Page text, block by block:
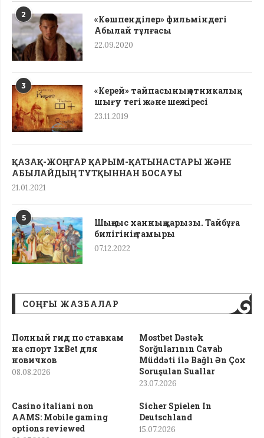
2
«Көшпенділер» фильміндегі
Абылай тұлғасы
22.09.2020
3
«Керей» тайпасының этникалық
шығу тегі жəне шежіресі
23.11.2019
ҚАЗАҚ-ЖОҢҒАР ҚАРЫМ-ҚАТЫНАСТАРЫ ЖӘНЕ
АБЫЛАЙДЫҢ ТҰТҚЫННАН БОСАУЫ
21.01.2021
5
Шыңғыс ханның қарызы. Тайбұға
билігінің тамыры
07.12.2022
СОҢҒЫ ЖАЗБАЛАР
Полный гид по ставкам
на спорт 1xBet для
новичков
08.08.2026
Mostbet Dəstək
Sorğularının Cavab
Müddəti ilə Bağlı Ən Çox
Soruşulan Suallar
23.07.2026
Casino italiani non
AAMS: Mobile gaming
options reviewed
Sicher Spielen In
Deutschland
15.07.2026